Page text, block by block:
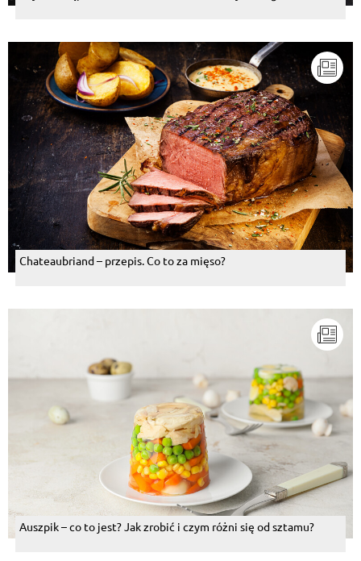
Chateaubriand – przepis. Co to za mięso?
Auszpik – co to jest? Jak zrobić i czym różni się od sztamu?